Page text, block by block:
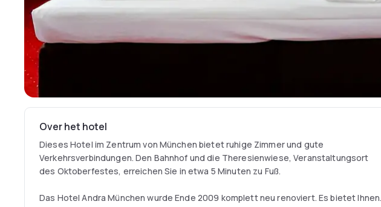
Over het hotel
Dieses Hotel im Zentrum von München bietet ruhige Zimmer und gute
Verkehrsverbindungen. Den Bahnhof und die Theresienwiese, Veranstaltungsort
des Oktoberfestes, erreichen Sie in etwa 5 Minuten zu Fuß.
Das Hotel Andra München wurde Ende 2009 komplett neu renoviert. Es bietet Ihnen